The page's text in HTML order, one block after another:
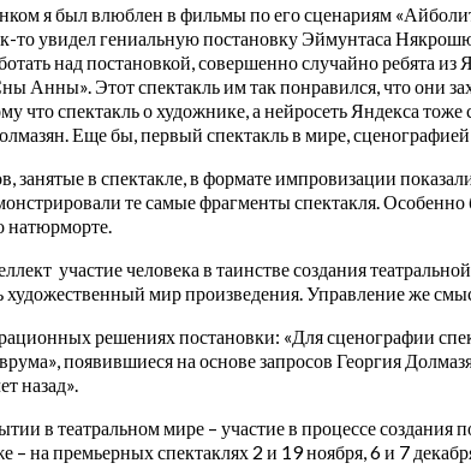
я был влюблен в фильмы по его сценариям
увидел гениальную постановку Эймунтаса
над постановкой, совершенно случайно ребята
Анны». Этот спектакль им так понравился, что они
что спектакль о художнике, а нейросеть Яндекса
Еще бы, первый спектакль в мире, сценографией
в спектакле, в формате импровизации
те самые фрагменты спектакля.
натюрморте.
участие человека в таинстве создания
художественный мир произведения. Управление же
решениях постановки: «Для сценографии
появившиеся на основе запросов Георгия
назад».
в театральном мире – участие в процессе создания
– на премьерных спектаклях 2 и 19 ноября, 6 и 7